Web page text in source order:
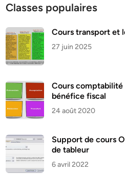
Classes populaires
Cours transport et
27 juin 2025
Cours
bénéfice fiscal
24 août 2020
Support de cours
de tableur
6 avril 2022